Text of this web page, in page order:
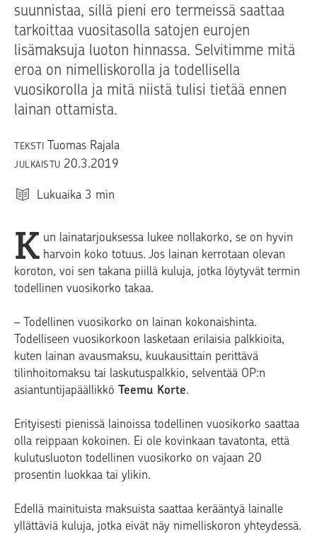
suunnistaa, sillä pieni ero termeissä saattaa
tarkoittaa vuositasolla satojen eurojen
lisämaksuja luoton hinnassa. Selvitimme mitä
eroa on nimelliskorolla ja todellisella
vuosikorolla ja mitä niistä tulisi tietää ennen
lainan ottamista.
TEKSTI Tuomas Rajala
JULKAISTU 20.3.2019
Lukuaika 3 min
K un lainatarjouksessa lukee nollakorko, se on hyvin
harvoin koko totuus. Jos lainan kerrotaan olevan
koroton, voi sen takana piillä kuluja, jotka löytyvät termin
todellinen vuosikorko takaa.
– Todellinen vuosikorko on lainan kokonaishinta.
Todelliseen vuosikorkoon lasketaan erilaisia palkkioita,
kuten lainan avausmaksu, kuukausittain perittävä
tilinhoitomaksu tai laskutuspalkkio, selventää OP:n
asiantuntijapäällikkö Teemu Korte.
Erityisesti pienissä lainoissa todellinen vuosikorko saattaa
olla reippaan kokoinen. Ei ole kovinkaan tavatonta, että
kulutusluoton todellinen vuosikorko on vajaan 20
prosentin luokkaa tai ylikin.
Edellä mainituista maksuista saattaa kerääntyä lainalle
yllättäviä kuluja, jotka eivät näy nimelliskoron yhteydessä.